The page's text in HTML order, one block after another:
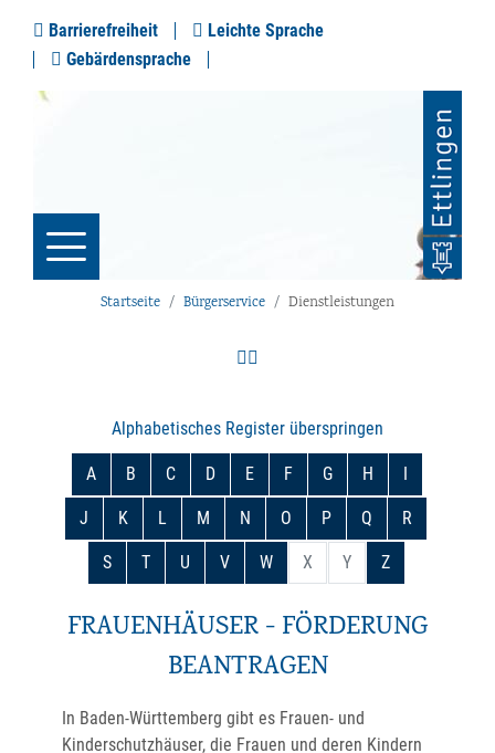
Barrierefreiheit
Leichte Sprache
Gebärdensprache
Startseite Bürgerservice Dienstleistungen
Alphabetisches Register überspringen
A B C D E F G H I
J K L M N O P Q R
S T U V W X Y Z
FRAUENHÄUSER - FÖRDERUNG
BEANTRAGEN
In Baden-Württemberg gibt es Frauen- und
Kinderschutzhäuser, die Frauen und deren Kindern